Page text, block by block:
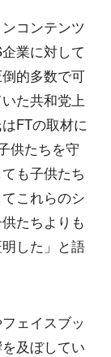
コンテンツ
業に対して
的多数で可
た共和党上
FTの取材に
供たちを守
も子供たち
これらのシ
たちよりも
した」と語
ェイスブッ
及ぼしてい